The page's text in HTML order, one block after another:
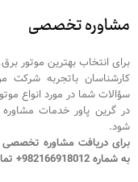
مشاوره تخصصی
برای انتخاب بهترین موتور
کارشناسان باتجربه شرکت
سؤالات شما در مورد انواع
در گرین پاور خدمات
شود.
برای دریافت مشاوره تخصصی
به شماره 982166918012+ تماس بگیرید.